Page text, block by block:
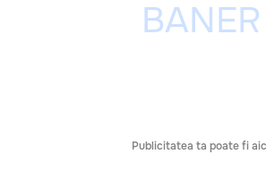
Publicitatea ta poate fi